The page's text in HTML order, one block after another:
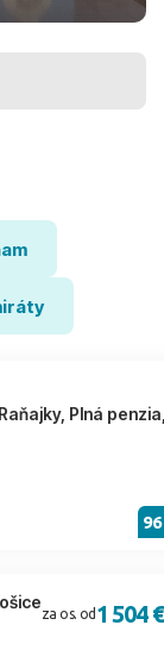
Plná
za os. od 1 504 €